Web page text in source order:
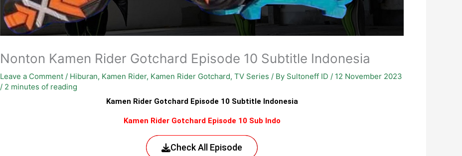
Nonton Kamen Rider Gotchard Episode 10 Subtitle Indonesia
Leave a Comment / Hiburan, Kamen Rider, Kamen Rider Gotchard, TV Series / By Sultoneff ID / 12 November 2023
/ 2 minutes of reading
Kamen Rider Gotchard Episode 10 Subtitle Indonesia
Kamen Rider Gotchard Episode 10 Sub Indo
Check All Episode